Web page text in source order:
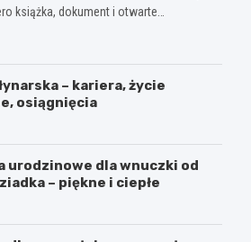
książka, dokument i otwarte…
– kariera, życie
osiągnięcia
urodzinowe dla wnuczki od
– piękne i ciepłe